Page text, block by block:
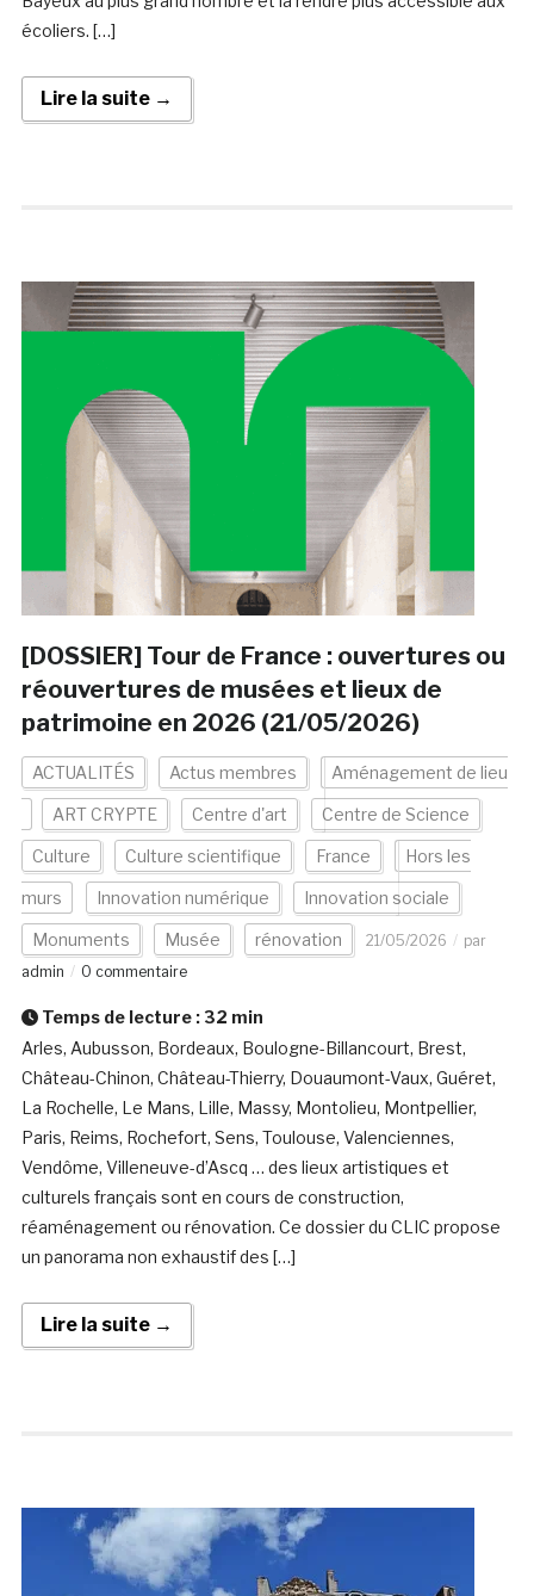
écoliers. […]
Lire la suite →
[DOSSIER] Tour de France : ouvertures ou
réouvertures de musées et lieux de
patrimoine en 2026 (21/05/2026)
ACTUALITÉS Actus membres Aménagement de lieu
ART CRYPTE Centre d'art Centre de Science
Culture Culture scientifique France Hors les
murs Innovation numérique Innovation sociale
Monuments Musée rénovation 21/05/2026
par
admin
0 commentaire
Temps de lecture : 32 min
Arles, Aubusson, Bordeaux, Boulogne-Billancourt, Brest,
Château-Chinon, Château-Thierry, Douaumont-Vaux, Guéret,
La Rochelle, Le Mans, Lille, Massy, Montolieu, Montpellier,
Paris, Reims, Rochefort, Sens, Toulouse, Valenciennes,
Vendôme, Villeneuve-d’Ascq … des lieux artistiques et
culturels français sont en cours de construction,
réaménagement ou rénovation. Ce dossier du CLIC propose
un panorama non exhaustif des […]
Lire la suite →